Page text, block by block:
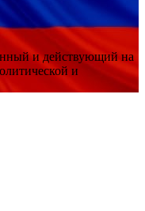
и действующий на
и